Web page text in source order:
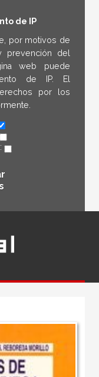
de IP
por motivos de
prevención del
web puede
de IP. El
por los